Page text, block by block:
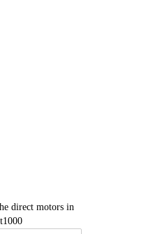
direct motors in